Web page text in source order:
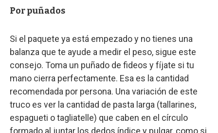
Por puñados
Si el paquete ya está empezado y no tienes una
balanza que te ayude a medir el peso, sigue este
consejo. Toma un puñado de fideos y fíjate si tu
mano cierra perfectamente. Esa es la cantidad
recomendada por persona. Una variación de este
truco es ver la cantidad de pasta larga (tallarines,
espagueti o tagliatelle) que caben en el círculo
formado al juntar los dedos índice y pulgar, como si